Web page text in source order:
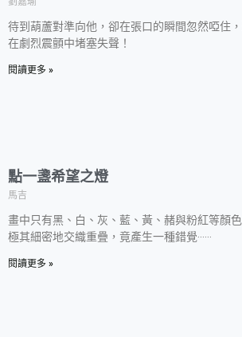
待到葫蘆對準向他，卻在張口的瞬間忽然啞住
在劇烈震顫中堵塞失聲！
閱讀更多 »
點一盞希望之燈
馬吉
畫中只有黑、白、灰、藍、黃、赭與粉紅等顏
極其細密地交織重疊，竟產生一種錯覺‧‧‧‧‧‧
閱讀更多 »